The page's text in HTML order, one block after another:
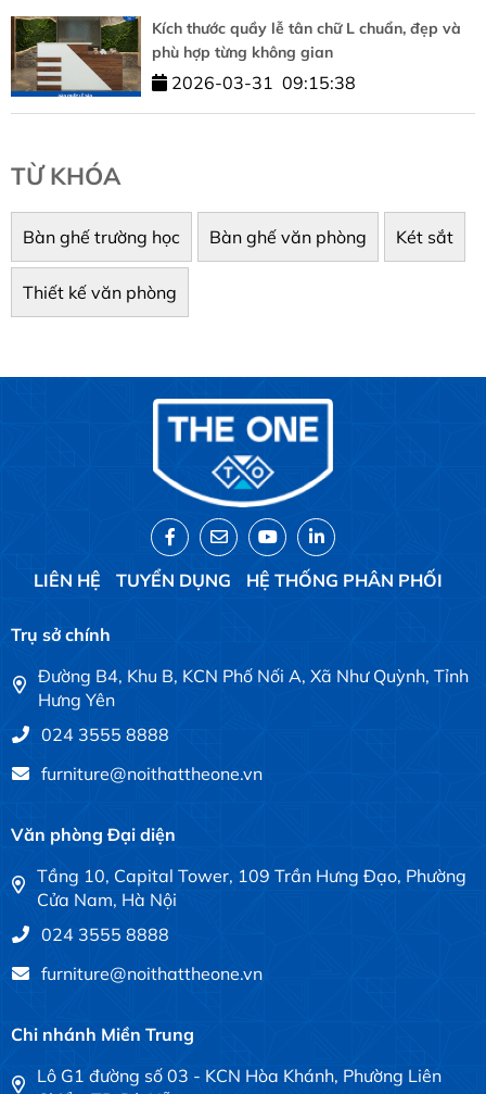
Kích thước quầy lễ tân chữ L chuẩn, đẹp và
phù hợp từng không gian
2026-03-31 09:15:38
TỪ KHÓA
Bàn ghế trường học Bàn ghế văn phòng Két sắt
Thiết kế văn phòng
LIÊN HỆ TUYỂN DỤNG HỆ THỐNG PHÂN PHỐI
Trụ sở chính
Đường B4, Khu B, KCN Phố Nối A, Xã Như Quỳnh, Tỉnh
Hưng Yên
024 3555 8888
furniture@noithattheone.vn
Văn phòng Đại diện
Tầng 10, Capital Tower, 109 Trần Hưng Đạo, Phường
Cửa Nam, Hà Nội
024 3555 8888
furniture@noithattheone.vn
Chi nhánh Miền Trung
Lô G1 đường số 03 - KCN Hòa Khánh, Phường Liên